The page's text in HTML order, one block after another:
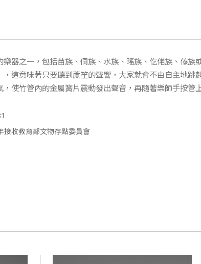
器之一，包括苗族、侗族、水族、瑤族、仡佬族、傣族
這意味著只要聽到蘆笙的聲響，大家就會不由自主地跳
使竹管內的金屬簧片震動發出聲音，再隨著樂師手按管
接收教育部文物存點委員會